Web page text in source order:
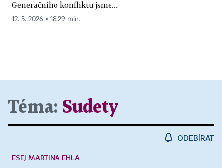
Generačního konfliktu jsme...
12. 5. 2026 ▪ 18:29 min.
Téma: Sudety
ODEBÍRAT
ESEJ MARTINA EHLA